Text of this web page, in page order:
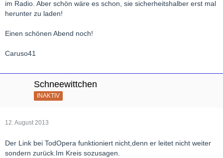
im Radio. Aber schön wäre es schon, sie sicherheitshalber erst mal
herunter zu laden!
Einen schönen Abend noch!
Caruso41
Schneewittchen
INAKTIV
12. August 2013
Der Link bei TodOpera funktioniert nicht,denn er leitet nicht weiter
sondern zurück.Im Kreis sozusagen.